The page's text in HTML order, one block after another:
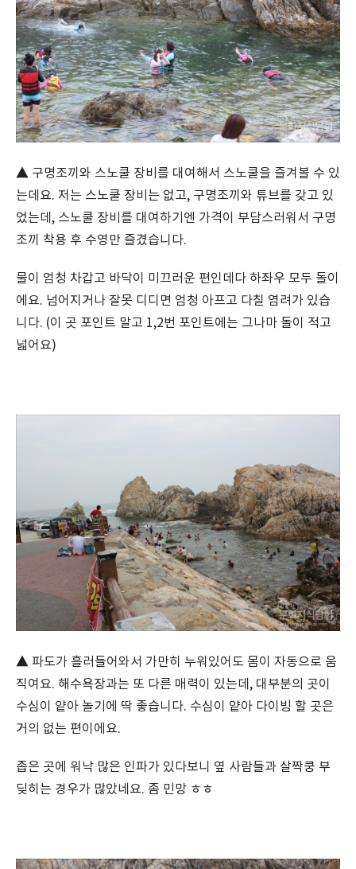
▲ 구명조끼와 스노쿨 장비를 대여해서 스노쿨을 즐겨볼 수 있
는데요. 저는 스노쿨 장비는 없고, 구명조끼와 튜브를 갖고 있
었는데, 스노쿨 장비를 대여하기엔 가격이 부담스러워서 구명
조끼 착용 후 수영만 즐겼습니다.
물이 엄청 차갑고 바닥이 미끄러운 편인데다 하좌우 모두 돌이
에요. 넘어지거나 잘못 디디면 엄청 아프고 다칠 염려가 있습
니다. (이 곳 포인트 말고 1,2번 포인트에는 그나마 돌이 적고
넓어요)
▲ 파도가 흘러들어와서 가만히 누워있어도 몸이 자동으로 움
직여요. 해수욕장과는 또 다른 매력이 있는데, 대부분의 곳이
수심이 얕아 놀기에 딱 좋습니다. 수심이 얕아 다이빙 할 곳은
거의 없는 편이에요.
좁은 곳에 워낙 많은 인파가 있다보니 옆 사람들과 살짝쿵 부
딪히는 경우가 많았네요. 좀 민망 ㅎㅎ